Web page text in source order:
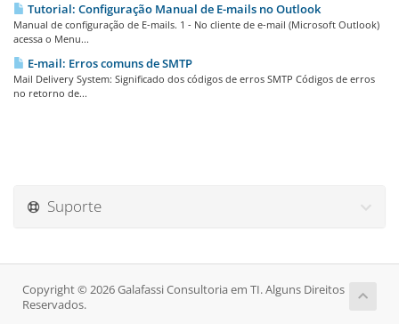
Tutorial: Configuração Manual de E-mails no Outlook
Manual de configuração de E-mails. 1 - No cliente de e-mail (Microsoft Outlook)
acessa o Menu...
E-mail: Erros comuns de SMTP
Mail Delivery System: Significado dos códigos de erros SMTP Códigos de erros
no retorno de...
Suporte
Copyright © 2026 Galafassi Consultoria em TI. Alguns Direitos
Reservados.